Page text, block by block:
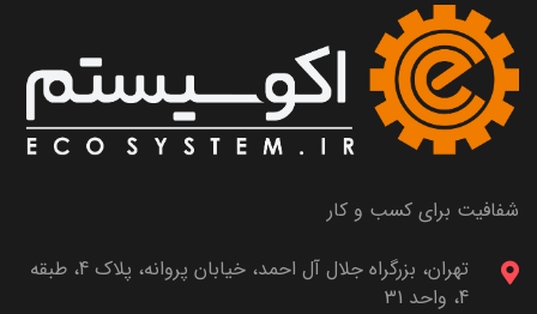
شفافیت برای کسب و کار
تهران، بزرگراه جلال آل احمد، خیابان پروانه، پلاک 4، طبقه
4، واحد 31